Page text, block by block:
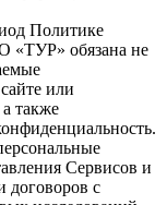
Политике
«ТУР» обязана не
или
также
Сервисов и
договоров с